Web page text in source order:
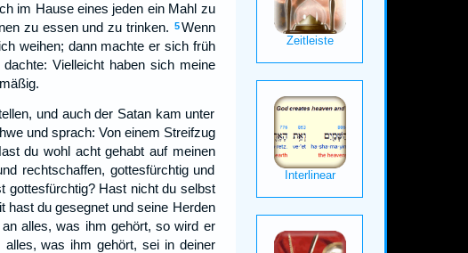
im Hause eines jeden ein Mahl zu
zu essen und zu trinken. 5 Wenn
weihen; dann machte er sich früh
Vielleicht haben sich meine
und auch der Satan kam unter
und sprach: Von einem Streifzug
du wohl acht gehabt auf meinen
rechtschaffen, gottesfürchtig und
gottesfürchtig? Hast nicht du selbst
hast du gesegnet und seine Herden
alles, was ihm gehört, so wird er
was ihm gehört, sei in deiner